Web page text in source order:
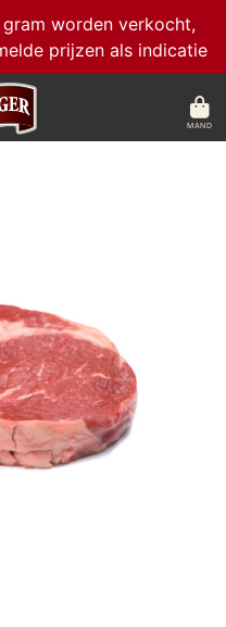
worden verkocht,
prijzen als indicatie
MAND